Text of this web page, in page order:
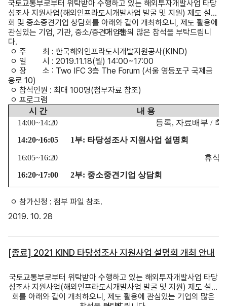
국토교통부로부터 위탁받아 수행하고 있는 해외투자개발사업 타당
성조사 지원사업(해외인프라도시개발사업 발굴 및 지원) 제도 설명
회 및 중소중견기업 상담회를 아래와 같이 개최하오니, 제도 활용에
관심있는 기업, 기관, 중소/중견기업들의 많은 참석을 부탁드립니
다.
- 아 래 -
ㅇ 주 최 : 한국해외인프라도시개발지원공사(KIND)
ㅇ 일 시 : 2019.11.18(월) 14:00~17:00
ㅇ 장 소 : Two IFC 3층 The Forum (서울 영등포구 국제금
융로 10)
ㅇ 참석인원 : 최대 100명(첨부자료 참조)
ㅇ 프로그램
시 간
내 용
14:00~14:20
등록, 자료배부 / 축
14:20~16:05
1부: 타당성조사 지원사업 설명회
16:05~16:20
휴식
16:20~17:00
2부: 중소중견기업 상담회
ㅇ 참가신청 : 첨부 파일 참조.
2019. 10. 28
[종료] 2021 KIND 타당성조사 지원사업 설명회 개최 안내
국토교통부로부터 위탁받아 수행하고 있는 해외투자개발사업 타당
성조사 지원사업(해외인프라도시개발사업 발굴 및 지원) 제도 설명
회를 아래와 같이 개최하오니, 제도 활용에 관심있는 기업의 많은